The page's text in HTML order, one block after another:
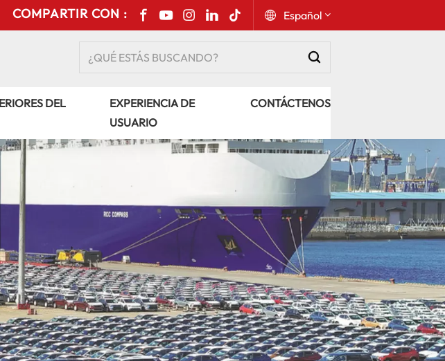
COMPARTIR CON : Español
Русский
Español
Português
عربي
kiswahili
DEL
EXPERIENCIA DE
USUARIO
CONTÁCTENOS